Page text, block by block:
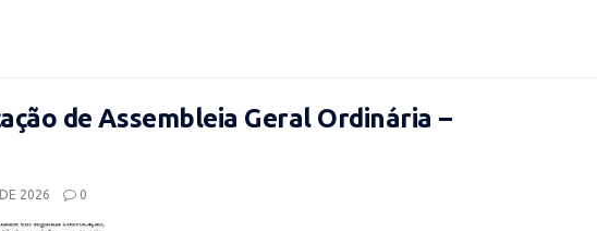
de Assembleia Geral Ordinária –
2026 0